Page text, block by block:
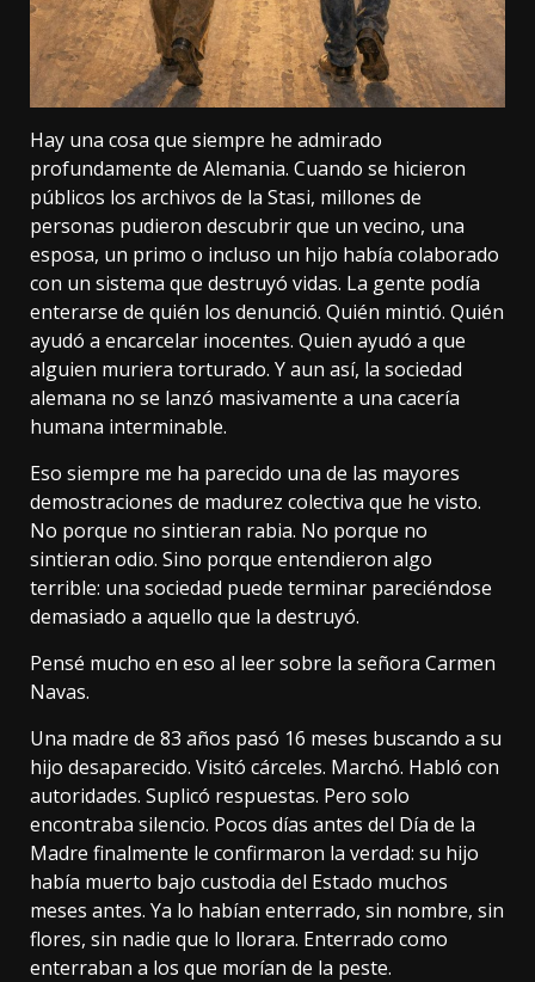
Hay una cosa que siempre he admirado
profundamente de Alemania. Cuando se hicieron
públicos los archivos de la Stasi, millones de
personas pudieron descubrir que un vecino, una
esposa, un primo o incluso un hijo había colaborado
con un sistema que destruyó vidas. La gente podía
enterarse de quién los denunció. Quién mintió. Quién
ayudó a encarcelar inocentes. Quien ayudó a que
alguien muriera torturado. Y aun así, la sociedad
alemana no se lanzó masivamente a una cacería
humana interminable.
Eso siempre me ha parecido una de las mayores
demostraciones de madurez colectiva que he visto.
No porque no sintieran rabia. No porque no
sintieran odio. Sino porque entendieron algo
terrible: una sociedad puede terminar pareciéndose
demasiado a aquello que la destruyó.
Pensé mucho en eso al leer sobre la señora Carmen
Navas.
Una madre de 83 años pasó 16 meses buscando a su
hijo desaparecido. Visitó cárceles. Marchó. Habló con
autoridades. Suplicó respuestas. Pero solo
encontraba silencio. Pocos días antes del Día de la
Madre finalmente le confirmaron la verdad: su hijo
había muerto bajo custodia del Estado muchos
meses antes. Ya lo habían enterrado, sin nombre, sin
flores, sin nadie que lo llorara. Enterrado como
enterraban a los que morían de la peste.